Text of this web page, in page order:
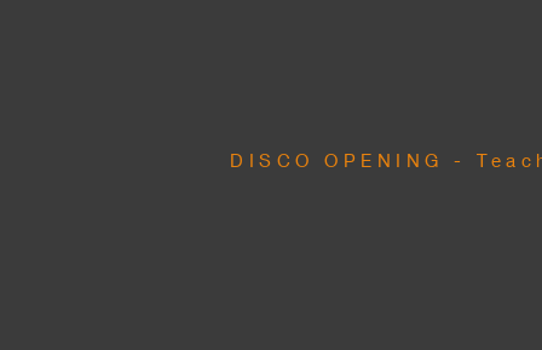
DISCO OPENING -